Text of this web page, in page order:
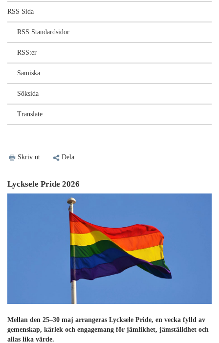
RSS Sida
RSS Standardsidor
RSS:er
Samiska
Söksida
Translate
Skriv ut Dela
Lycksele Pride 2026
Mellan den 25–30 maj arrangeras Lycksele Pride, en vecka fylld av
gemenskap, kärlek och engagemang för jämlikhet, jämställdhet och
allas lika värde.